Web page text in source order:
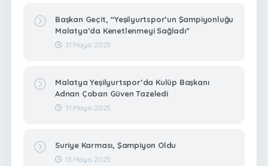
Başkan Geçit, “Yeşilyurtspor’un Şampiyonluğu
Malatya’da Kenetlenmeyi Sağladı”
31 Mayıs 2025
Malatya Yeşilyurtspor’da Kulüp Başkanı
Adnan Çoban Güven Tazeledi
31 Mayıs 2025
Suriye Karması, Şampiyon Oldu
13 Mayıs 2025